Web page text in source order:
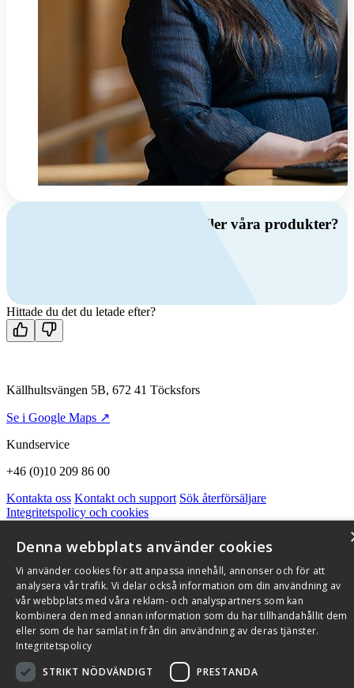
Har du frågor om ventilation eller våra produkter?
Kontakta oss
Hittade du det du letade efter?
Källhultsvängen 5B, 672 41 Töcksfors
Se i Google Maps ↗
Kundservice
+46 (0)10 209 86 00
Kontakta oss Kontakt och support Sök återförsäljare
Integritetspolicy och cookies
Qnister Visselblåsningsfunktion
© 2026 Flexit AB. Alla rättigheter förbehållna
Aktuellt
Miljö och kvalitetssäkring
Denna webbplats använder cookies
Vi använder cookies för att anpassa innehåll, annonser och för att
analysera vår trafik. Vi delar också information om din användning av
vår webbplats med våra reklam- och analyspartners som kan
kombinera den med annan information som du har tillhandahållit dem
eller som de har samlat in från din användning av deras tjänster.
Integritetspolicy
STRIKT NÖDVÄNDIGT
PRESTANDA